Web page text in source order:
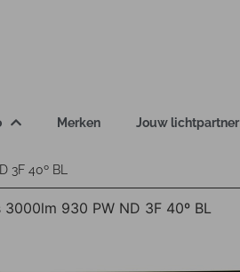
Merken Jouw lichtpartner
40º BL
3000lm 930 PW ND 3F 40º BL